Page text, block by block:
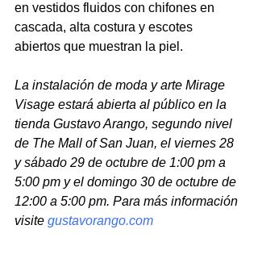
en vestidos fluidos con chifones en
cascada, alta costura y escotes
abiertos que muestran la piel.
La instalación de moda y arte Mirage
Visage estará abierta al público en la
tienda Gustavo Arango, segundo nivel
de The Mall of San Juan, el viernes 28
y sábado 29 de octubre de 1:00 pm a
5:00 pm y el domingo 30 de octubre de
12:00 a 5:00 pm. Para más información
visite gustavorango.com